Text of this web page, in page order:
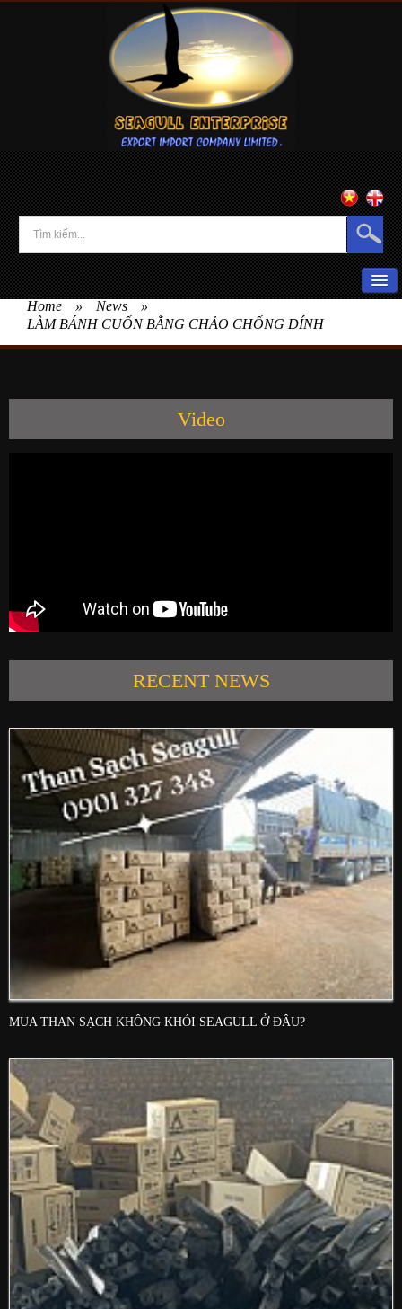
HOME
Home » News
»
LÀM BÁNH CUỐN BẰNG CHẢO CHỐNG DÍNH
Video
RECENT NEWS
MUA THAN SẠCH KHÔNG KHÓI SEAGULL Ở ĐÂU?